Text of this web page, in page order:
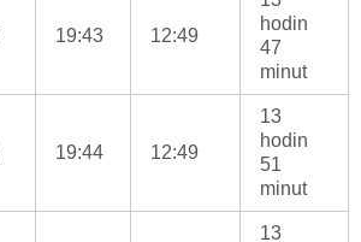
19:43 12:49
hodin
47
minut
19:44 12:49
13
hodin
51
minut
13